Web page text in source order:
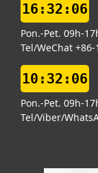
16:32:06
Pon.-Pet. 09h-
Tel/WeChat +86-
10:32:06
Pon.-Pet. 09h-
Tel/Viber/